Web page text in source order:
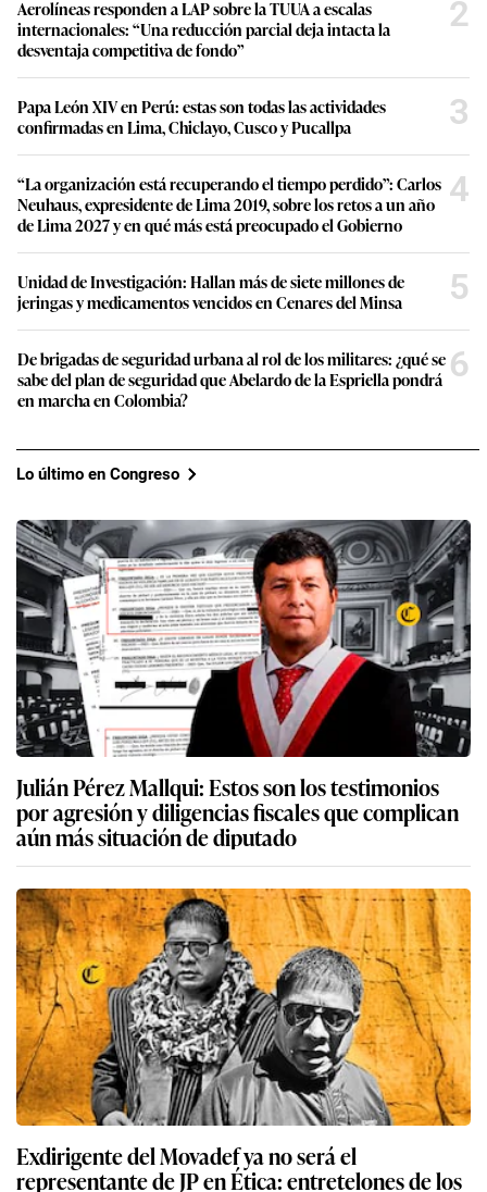
Aerolíneas responden a LAP sobre la TUUA a escalas
internacionales: “Una reducción parcial deja intacta la
desventaja competitiva de fondo”
2
Papa León XIV en Perú: estas son todas las actividades
confirmadas en Lima, Chiclayo, Cusco y Pucallpa
3
“La organización está recuperando el tiempo perdido”: Carlos
Neuhaus, expresidente de Lima 2019, sobre los retos a un año
de Lima 2027 y en qué más está preocupado el Gobierno
4
Unidad de Investigación: Hallan más de siete millones de
jeringas y medicamentos vencidos en Cenares del Minsa
5
De brigadas de seguridad urbana al rol de los militares: ¿qué se
sabe del plan de seguridad que Abelardo de la Espriella pondrá
en marcha en Colombia?
6
Lo último en Congreso
Julián Pérez Mallqui: Estos son los testimonios
por agresión y diligencias fiscales que complican
aún más situación de diputado
Exdirigente del Movadef ya no será el
representante de JP en Ética: entretelones de los